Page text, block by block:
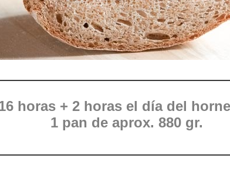
horas + 2 horas el día del
1 pan de aprox. 880 gr.